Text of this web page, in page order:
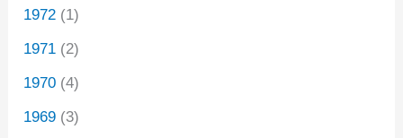
1972 (1)
1971 (2)
1970 (4)
1969 (3)